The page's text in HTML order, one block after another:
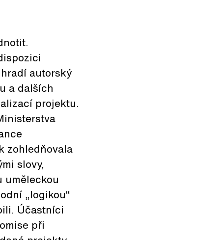
autorský
a dalších
projektu.
zohledňovala
slovy,
uměleckou
„logikou“
Účastníci
při